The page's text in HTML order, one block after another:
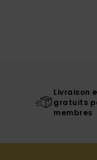
Livraison
gratuits
membres